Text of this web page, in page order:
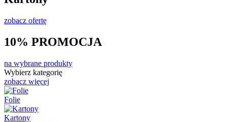
zobacz ofertę
10% PROMOCJA
na wybrane produkty
Wybierz kategorię
zobacz więcej
Folie
Kartony